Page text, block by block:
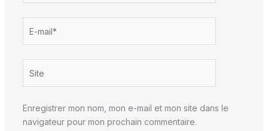
mail*
Enregistrer mon nom, mon e-mail et mon site dans le
navigateur pour mon prochain commentaire.